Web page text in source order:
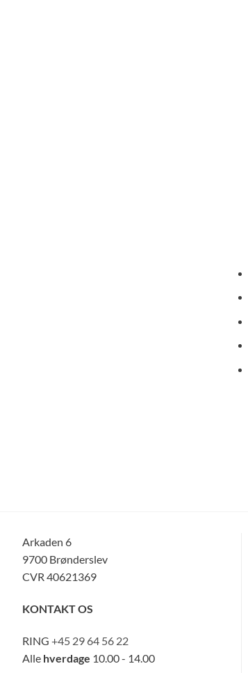
Arkaden 6
9700 Brønderslev
CVR 40621369
KONTAKT OS
RING +45 29 64 56 22
Alle hverdage 10.00 - 14.00